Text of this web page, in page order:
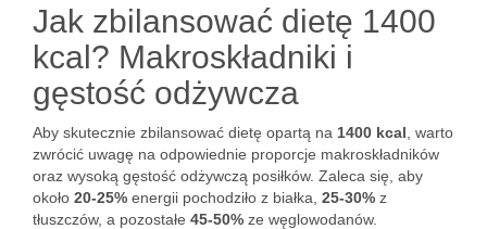
Jak zbilansować dietę 1400
kcal? Makroskładniki i
gęstość odżywcza
Aby skutecznie zbilansować dietę opartą na 1400 kcal , warto
zwrócić uwagę na odpowiednie proporcje makroskładników
oraz wysoką gęstość odżywczą posiłków. Zaleca się, aby
około 20-25% energii pochodziło z białka, 25-30% z
tłuszczów, a pozostałe 45-50% ze węglowodanów.